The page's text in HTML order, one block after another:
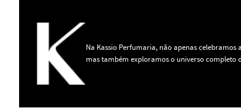
Na Kassio Perfumaria, não apenas
mas também exploramos o universo completo